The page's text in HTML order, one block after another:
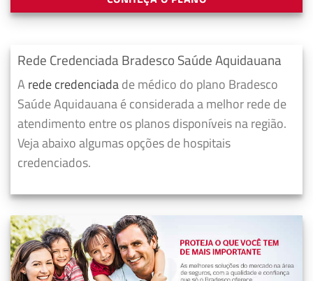
Rede Credenciada Bradesco Saúde Aquidauana
A rede credenciadade médico do plano Bradesco
Saúde Aquidauana é considerada a melhor rede de
atendimento entre os planos disponíveis na região.
Veja abaixo algumas opções de hospitais
credenciados.